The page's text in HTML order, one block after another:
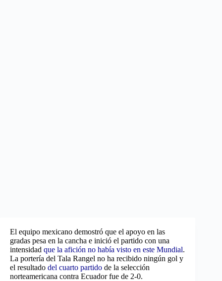
El equipo mexicano demostró que el apoyo en las
gradas pesa en la cancha e inició el partido con una
intensidad que la afición no había visto en este Mundial.
La portería del Tala Rangel no ha recibido ningún gol y
el resultado del cuarto partido de la selección
norteamericana contra Ecuador fue de 2-0.